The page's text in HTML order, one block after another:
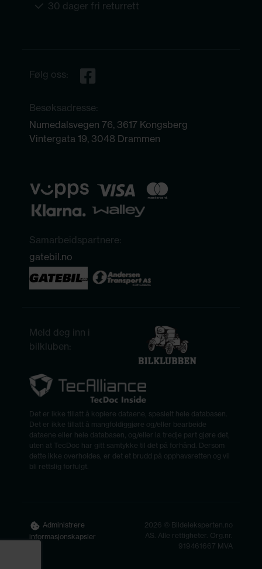
30 dager fri returrett
Følg oss:
Besøksadresse:
Numedalsvegen 76, 3617 Kongsberg
Vintergata 19, 3048 Drammen
Samarbeidspartnere:
gatebil.no
Meld deg inn i
bilkluben:
Det er ikke tillatt å kopiere dataene, spesielt hele databasen.
Det er ikke tillatt å mangfoldiggjøre og/eller bearbeide
dataene eller hele databasen, og/eller la tredje part gjøre det,
uten at TecDoc har gitt samtykke til det på forhånd. Dersom
dette ikke overholdes, er det et brudd på opphavsretten og vil
bli rettslig forfulgt.
Administrere
informasjonskapsler
2026 © Bildeleksperten.no
AS. Alle rettigheter. Org.nr.
919461667 MVA